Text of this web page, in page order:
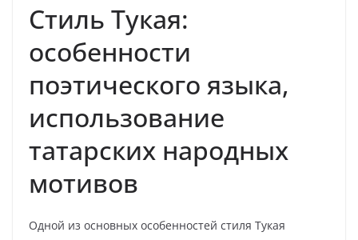
Стиль Тукая:
особенности
поэтического языка,
использование
татарских народных
мотивов
Одной из основных особенностей стиля Тукая